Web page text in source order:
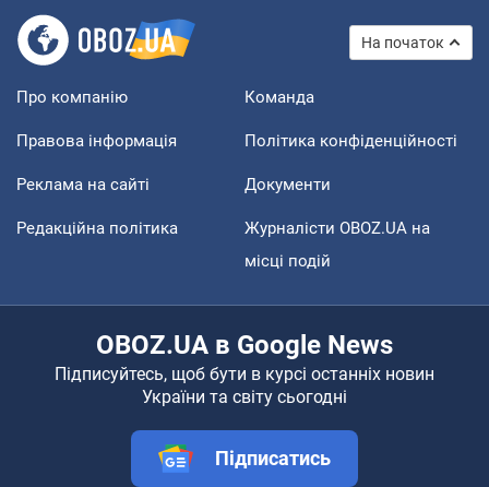
На початок
Про компанію Команда
Правова інформація Політика конфіденційності
Реклама на сайті Документи
Редакційна політика
Журналісти OBOZ.UA на
місці подій
OBOZ.UA в Google News
Підписуйтесь, щоб бути в курсі останніх новин
України та світу сьогодні
Підписатись